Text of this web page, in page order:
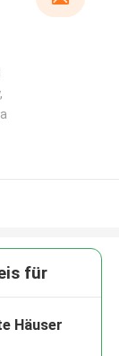
für
Häuser